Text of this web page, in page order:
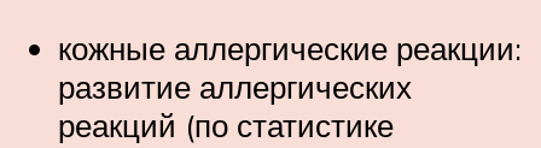
кожные аллергические реакции:
развитие аллергических
реакций (по статистике